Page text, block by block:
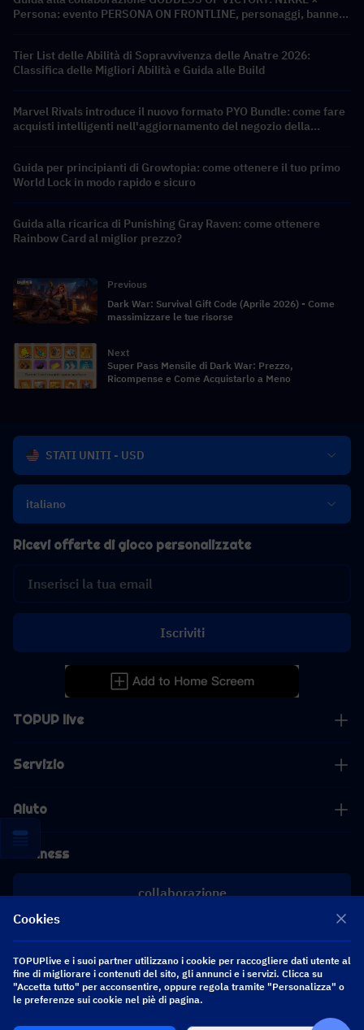
Persona: evento PERSONA ON FRONTLINE, personaggi, banner
Tier List delle Abilità di Sopravvivenza delle Anatre 2026:
Classifica delle Migliori Abilità e Guida alle Build
Marvel Rivals introduce il nuovo formato PYO Bundle: come fare
acquisti intelligenti nell'aggiornamento del negozio della
Guida per principianti di Growtopia: come ottenere il tuo primo
World Lock in modo rapido e sicuro
Guida alla ricarica di Punishing Gray Raven: come ottenere
Rainbow Card al miglior prezzo?
Previous
Dark War: Survival Gift Code (Aprile 2026) - Come
massimizzare le tue risorse
Next
Super Pass Mensile di Dark War: Prezzo,
Ricompense e Come Acquistarlo a Meno
STATI UNITI - USD
italiano
TOPUP live
Servizio
Aiuto
Business
collaborazione
[email protected]
Ricevi offerte di gioco personalizzate
Iscriviti
Seguici
Cookies
TOPUPlive e i suoi partner utilizzano i cookie per raccogliere dati utente al
fine di migliorare i contenuti del sito, gli annunci e i servizi. Clicca su
"Accetta tutto" per acconsentire, oppure regola tramite "Personalizza" o
le preferenze sui cookie nel piè di pagina.